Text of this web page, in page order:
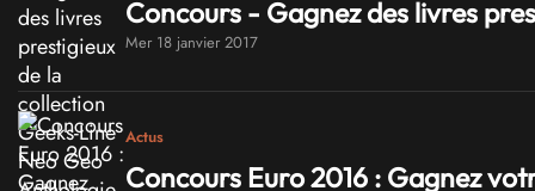
Concours - Gagnez des livres
Mer 18 janvier 2017
Actus
Concours Euro 2016 : Gagnez